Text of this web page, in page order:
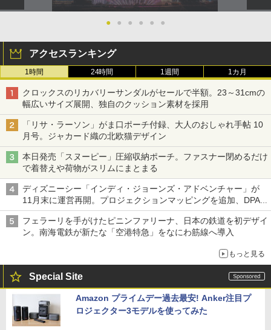
● ● ● ● ● ●
アクセスランキング
1時間 24時間 1週間 1カ月
クロックスのリカバリーサンダルがセールで半額。23～31cmの
幅広いサイズ展開、独自のクッション素材を採用
「リサ・ラーソン」がま口ポーチ付録、大人のおしゃれ手帖 10
月号。ジャカード織の北欧猫デザイン
本日発売「スヌーピー」圧縮収納ポーチ。ファスナー閉めるだけ
で着替えや荷物がスリムにまとまる
ディズニーシー「インディ・ジョーンズ・アドベンチャー」が
11月末に運営再開。プロジェクションマッピングを追加、DPA
は1500円
フェラーリを手がけたピニンファリーナ、日本の鉄道を初デザイ
ン。南海電鉄が新たな「空港特急」をなにわ筋線へ導入
もっと見る
Special Site
Amazon プライムデー過去最安! Anker注目プ
ロジェクター3モデルを使ってみた